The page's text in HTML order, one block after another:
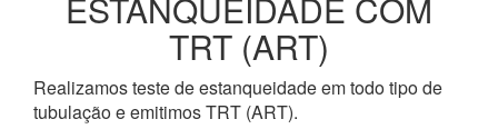
TRT (ART)
Realizamos teste de estanqueidade em todo tipo de
tubulação e emitimos TRT (ART).